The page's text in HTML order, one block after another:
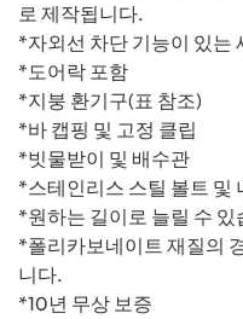
로 제작됩니다.
*자외선 차단 기능이 있는
*도어락 포함
*지붕 환기구(표 참조)
*바 캡핑 및 고정 클립
*빗물받이 및 배수관
*스테인리스 스틸 볼트 및
*원하는 길이로 늘릴 수 있
*폴리카보네이트 재질의
니다.
*10년 무상 보증